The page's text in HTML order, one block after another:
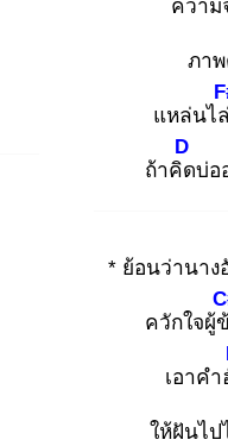
ความ
ภา
แหล่นไ
ถ้าคิด
D
บ่อ
* ย้อนว่านาง
ควักใจผู้
เอาค
ให้ฝันไป